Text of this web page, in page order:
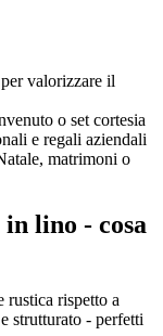
valorizzare il
o set cortesia
e regali aziendali
matrimoni o
lino - cosa
rustica rispetto a
strutturato - perfetti